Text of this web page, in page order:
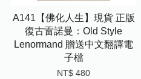
A141【佛化人生】現貨 正版
復古雷諾曼：Old Style
Lenormand 贈送中文翻譯電
子檔
NT$ 480